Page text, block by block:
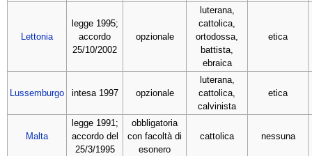
Lettonia
legge 1995;
accordo
25/10/2002
opzionale
luterana,
cattolica,
ortodossa,
battista,
ebraica
etica
Lussemburgo intesa 1997 opzionale
luterana,
cattolica,
calvinista
etica
Malta
legge 1991;
accordo del
25/3/1995
obbligatoria
con facoltà di
esonero
cattolica nessuna